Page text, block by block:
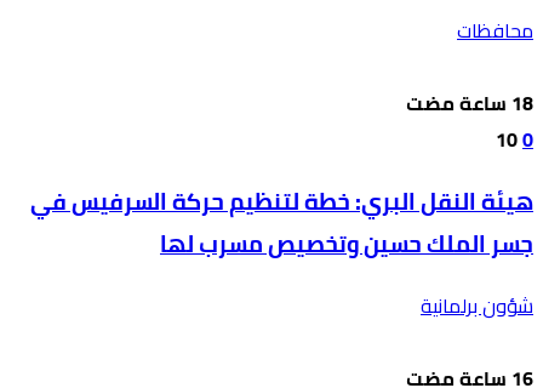
محافظات
0
10
هيئة النقل البري: خطة لتنظيم حركة السرفيس في
جسر الملك حسين وتخصيص مسرب لها
شؤون برلمانية